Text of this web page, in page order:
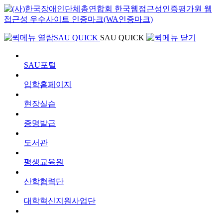
SAU QUICK SAU QUICK
SAU포털
입학홈페이지
현장실습
증명발급
도서관
평생교육원
산학협력단
대학혁신지원사업단